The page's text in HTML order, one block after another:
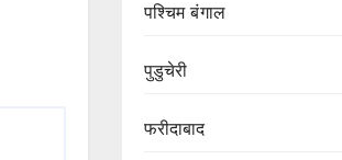
पश्चिम बंगाल
पुडुचेरी
फरीदाबाद